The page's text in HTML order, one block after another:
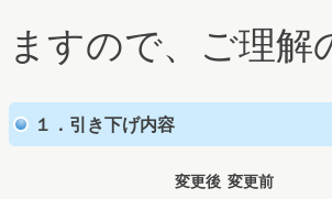
ますので、ご理解
１．引き下げ内容
変更後 変更前